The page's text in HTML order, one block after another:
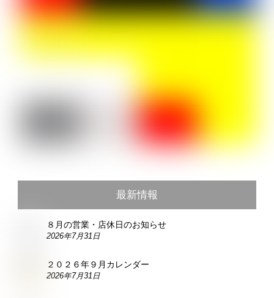
最新情報
８月の営業・店休日のお知らせ
2026年7月31日
２０２６年９月カレンダー
2026年7月31日